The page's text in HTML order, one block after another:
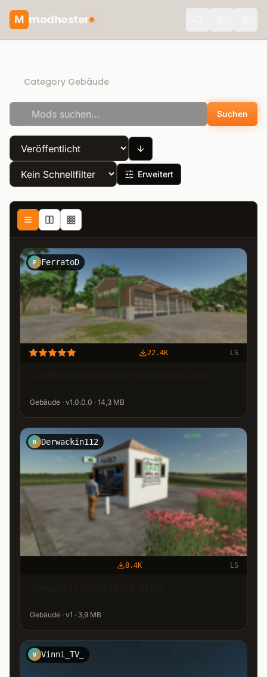
M modhoster
Category Gebäude
Suchen
Erweitert
F FerratoD
22.4K LS
Gebäude · v1.0.0.0 · 14,3 MB
D Derwackin112
8.4K LS
Gebäude · v1 · 3,9 MB
V Vinni_TV_